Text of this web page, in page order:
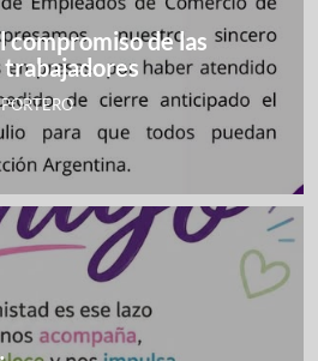
compromiso de las
trabajadores